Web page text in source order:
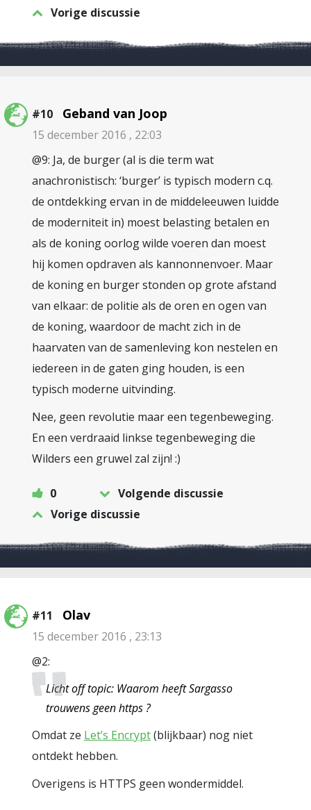
Vorige discussie
#10 Geband van Joop
15 december 2016 , 22:03
@9: Ja, de burger (al is die term wat
anachronistisch: ‘burger’ is typisch modern c.q.
de ontdekking ervan in de middeleeuwen luidde
de moderniteit in) moest belasting betalen en
als de koning oorlog wilde voeren dan moest
hij komen opdraven als kannonnenvoer. Maar
de koning en burger stonden op grote afstand
van elkaar: de politie als de oren en ogen van
de koning, waardoor de macht zich in de
haarvaten van de samenleving kon nestelen en
iedereen in de gaten ging houden, is een
typisch moderne uitvinding.
Nee, geen revolutie maar een tegenbeweging.
En een verdraaid linkse tegenbeweging die
Wilders een gruwel zal zijn! :)
0
Volgende discussie
Vorige discussie
#11 Olav
15 december 2016 , 23:13
@2:
Licht off topic: Waarom heeft Sargasso
trouwens geen https ?
Omdat ze Let’s Encrypt(blijkbaar) nog niet
ontdekt hebben.
Overigens is HTTPS geen wondermiddel.